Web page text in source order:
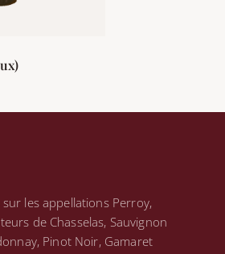
les appellations Perroy,
de Chasselas, Sauvignon
Pinot Noir, Gamaret